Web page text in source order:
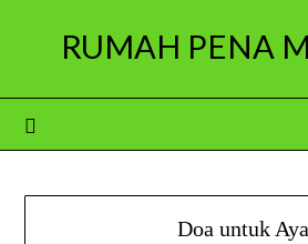
RUMAH PENA
Doa untuk